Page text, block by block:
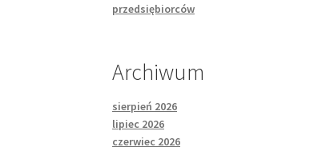
przedsiębiorców
Archiwum
sierpień 2026
lipiec 2026
czerwiec 2026